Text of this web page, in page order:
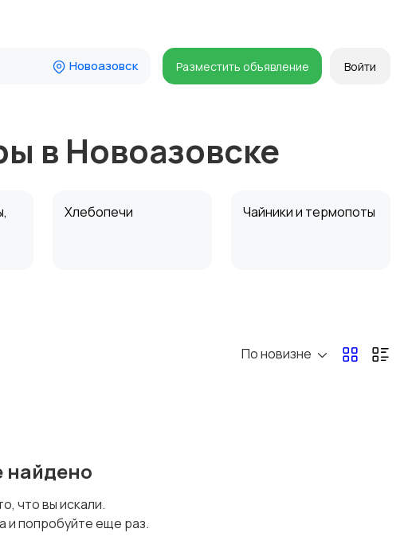
Новоазовск Разместить объявление Войти
в Новоазовске
Хлебопечи Чайники и термопоты
По новизне
найдено
что вы искали.
и попробуйте еще раз.